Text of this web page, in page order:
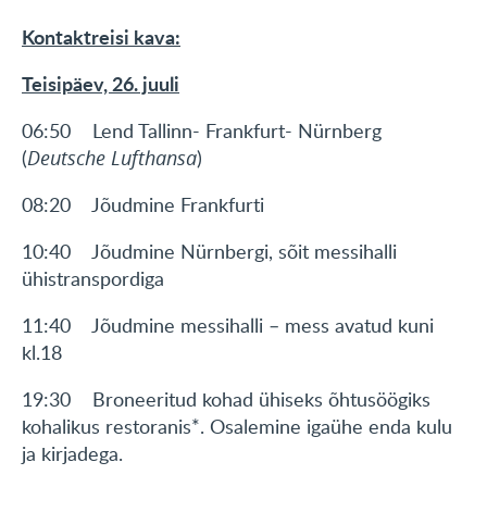
Kontaktreisi kava:
Teisipäev, 26. juuli
06:50 Lend Tallinn- Frankfurt- Nürnberg
(Deutsche Lufthansa)
08:20 Jõudmine Frankfurti
10:40 Jõudmine Nürnbergi, sõit messihalli
ühistranspordiga
11:40 Jõudmine messihalli – mess avatud kuni
kl.18
19:30 Broneeritud kohad ühiseks õhtusöögiks
kohalikus restoranis*. Osalemine igaühe enda kulu
ja kirjadega.